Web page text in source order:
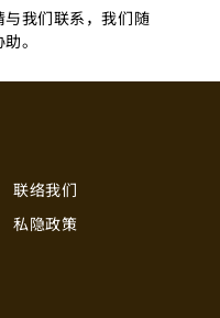
我们联系，我们随
。
联络我们
私隐政策